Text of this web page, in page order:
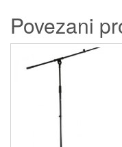
Povezani